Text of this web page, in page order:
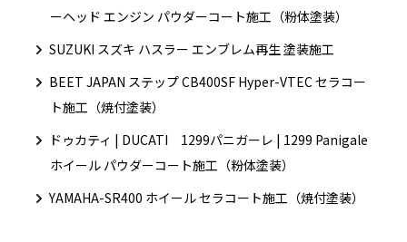
ーヘッド エンジン パウダーコート施工（粉体塗装）
SUZUKI スズキ ハスラー エンブレム再生 塗装施工
BEET JAPAN ステップ CB400SF Hyper-VTEC セラコー
ト施工（焼付塗装）
ドゥカティ | DUCATI 1299パニガーレ | 1299 Panigale
ホイール パウダーコート施工（粉体塗装）
YAMAHA-SR400 ホイール セラコート施工（焼付塗装）